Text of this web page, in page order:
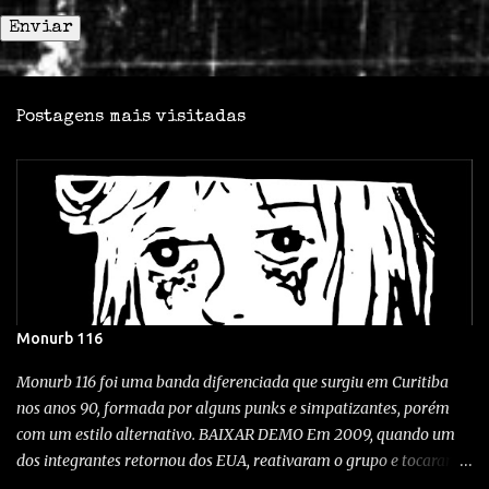
Postagens mais visitadas
Monurb 116
Monurb 116 foi uma banda diferenciada que surgiu em Curitiba
nos anos 90, formada por alguns punks e simpatizantes, porém
com um estilo alternativo. BAIXAR DEMO Em 2009, quando um
dos integrantes retornou dos EUA, reativaram o grupo e tocaram